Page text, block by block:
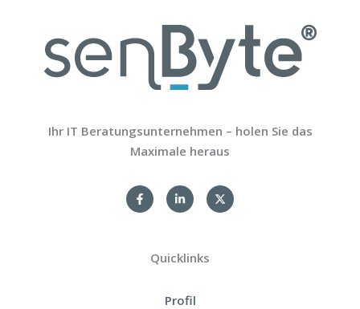
Ihr IT Beratungsunternehmen – holen Sie das
Maximale heraus
Quicklinks
Profil